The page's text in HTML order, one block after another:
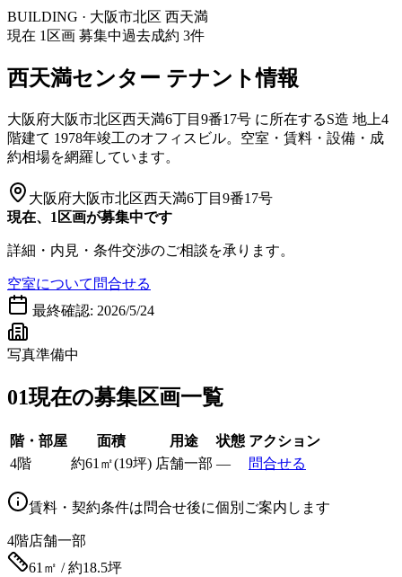
BUILDING · 大阪市北区 西天満
現在 1 区画 募集中過去成約 3件
西天満センター テナント情報
大阪府大阪市北区西天満6丁目9番17号 に所在するS造 地上4
階建て 1978年竣工のオフィスビル。空室・賃料・設備・成
約相場を網羅しています。
大阪府大阪市北区西天満6丁目9番17号
現在、1区画が募集中です
詳細・内見・条件交渉のご相談を承ります。
空室について問合せる
最終確認: 2026/5/24
写真準備中
01現在の募集区画一覧
階・部屋 面積 用途 状態 アクション
4階
約61 ㎡(19坪) 店舗一部 — 問合せる
賃料・契約条件は問合せ後に個別ご案内します
4階店舗一部
61㎡ / 約18.5坪